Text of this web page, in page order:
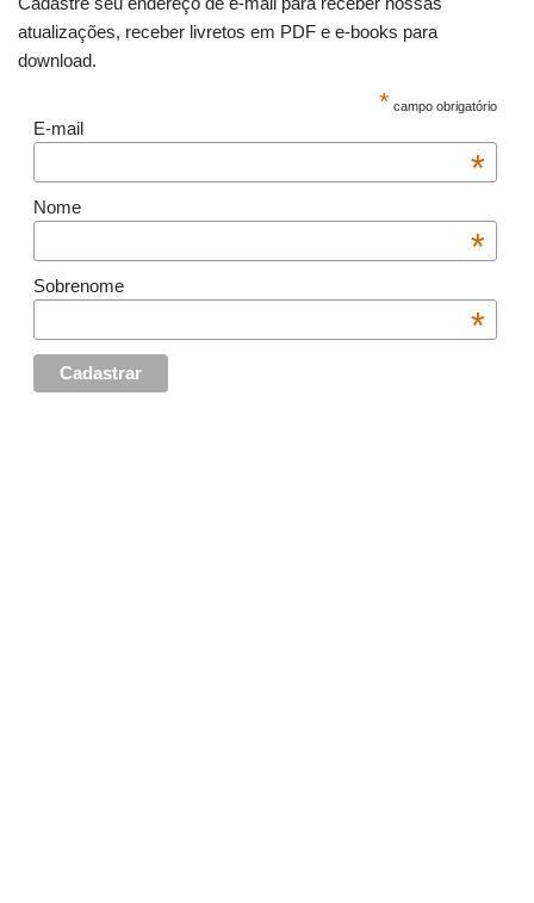
atualizações, receber livretos em PDF e e-books para
download.
* campo obrigatório
E-mail
*
Nome
*
Sobrenome
*